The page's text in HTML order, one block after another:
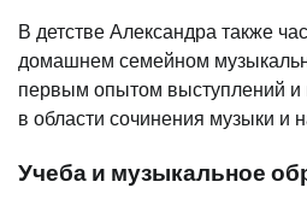
В детстве Александра также
домашнем семейном
первым опытом выступлений и
в области сочинения музыки и
Учеба и музыкальное